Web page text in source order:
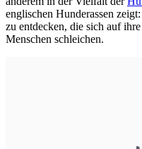
englischen Hunderassen
zu entdecken, die sich auf
Menschen schleichen.